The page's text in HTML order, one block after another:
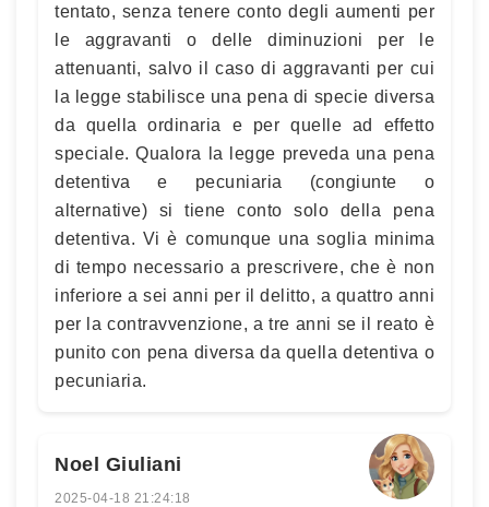
tentato, senza tenere conto degli aumenti per
le aggravanti o delle diminuzioni per le
attenuanti, salvo il caso di aggravanti per cui
la legge stabilisce una pena di specie diversa
da quella ordinaria e per quelle ad effetto
speciale. Qualora la legge preveda una pena
detentiva e pecuniaria (congiunte o
alternative) si tiene conto solo della pena
detentiva. Vi è comunque una soglia minima
di tempo necessario a prescrivere, che è non
inferiore a sei anni per il delitto, a quattro anni
per la contravvenzione, a tre anni se il reato è
punito con pena diversa da quella detentiva o
pecuniaria.
Noel Giuliani
2025-04-18 21:24:18